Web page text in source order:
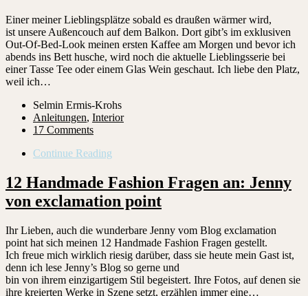
Einer meiner Lieblingsplätze sobald es draußen wärmer wird,
ist unsere Außencouch auf dem Balkon. Dort gibt’s im exklusiven
Out-Of-Bed-Look meinen ersten Kaffee am Morgen und bevor ich
abends ins Bett husche, wird noch die aktuelle Lieblingsserie bei
einer Tasse Tee oder einem Glas Wein geschaut. Ich liebe den Platz,
weil ich…
Selmin Ermis-Krohs
Anleitungen, Interior
17 Comments
Continue Reading
12 Handmade Fashion Fragen an: Jenny
von exclamation point
Ihr Lieben, auch die wunderbare Jenny vom Blog exclamation
point hat sich meinen 12 Handmade Fashion Fragen gestellt.
Ich freue mich wirklich riesig darüber, dass sie heute mein Gast ist,
denn ich lese Jenny’s Blog so gerne und
bin von ihrem einzigartigem Stil begeistert. Ihre Fotos, auf denen sie
ihre kreierten Werke in Szene setzt, erzählen immer eine…